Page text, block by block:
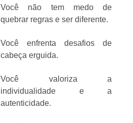
Você não tem medo de
quebrar regras e ser diferente.
Você enfrenta desafios de
cabeça erguida.
Você valoriza a
individualidade e a
autenticidade.